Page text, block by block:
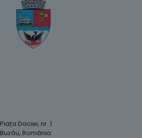
Piața Daciei, nr. 1
Buzău, România